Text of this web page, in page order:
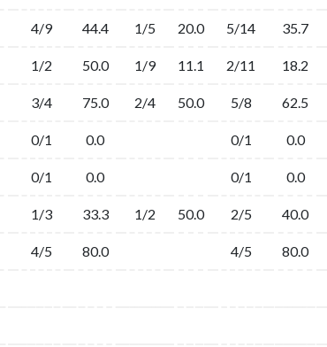
4/9 44.4 1/5 20.0 5/14 35.7
1/2 50.0 1/9 11.1 2/11 18.2
3/4 75.0 2/4 50.0 5/8 62.5
0/1 0.0 0/1 0.0
0/1 0.0 0/1 0.0
1/3 33.3 1/2 50.0 2/5 40.0
4/5 80.0 4/5 80.0